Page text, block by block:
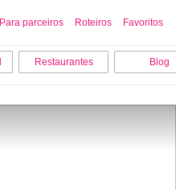
Para parceiros Roteiros Favoritos
Restaurantes Blog